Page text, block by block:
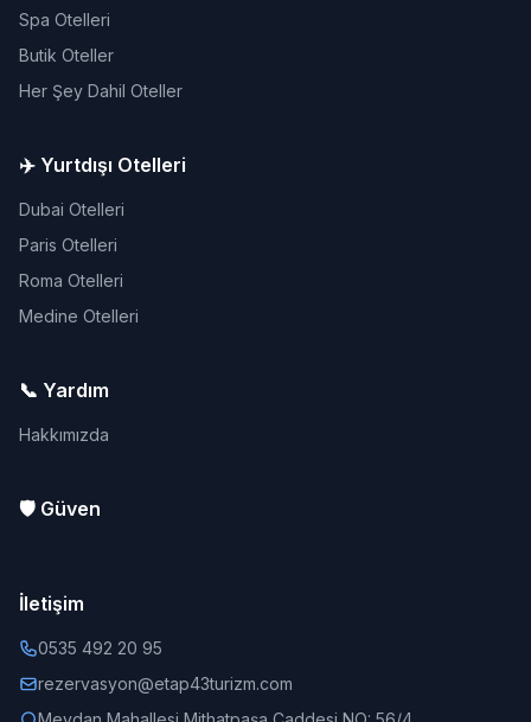
Spa Otelleri
Butik Oteller
Her Şey Dahil Oteller
✈️ Yurtdışı Otelleri
Dubai Otelleri
Paris Otelleri
Roma Otelleri
Medine Otelleri
📞 Yardım
Hakkımızda
🛡️ Güven
İletişim
0535 492 20 95
rezervasyon@etap43turizm.com